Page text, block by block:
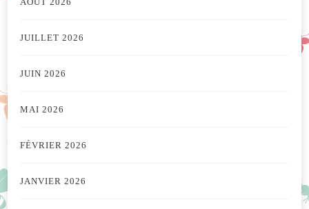
JUILLET 2026
JUIN 2026
MAI 2026
FÉVRIER 2026
JANVIER 2026